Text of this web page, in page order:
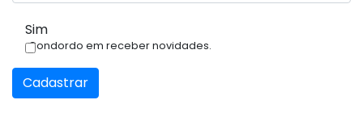
Sim
Condordo em receber novidades.
Cadastrar